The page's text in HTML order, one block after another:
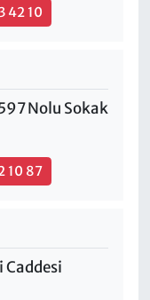
42 10
Nolu Sokak
10 87